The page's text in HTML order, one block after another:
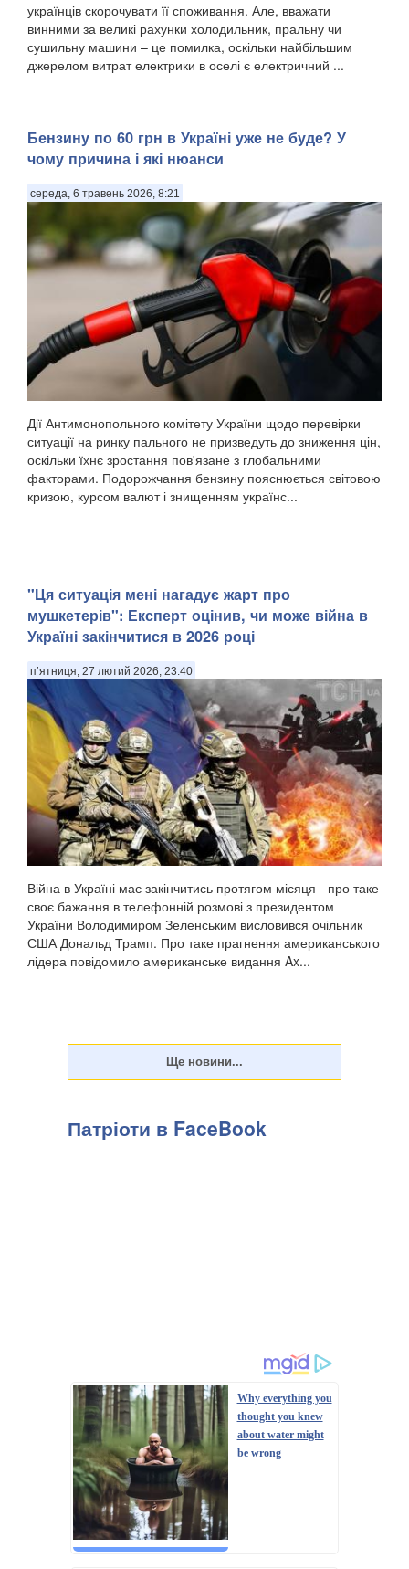
українців скорочувати її споживання. Але, вважати
винними за великі рахунки холодильник, пральну чи
сушильну машини – це помилка, оскільки найбільшим
джерелом витрат електрики в оселі є електричний ...
Бензину по 60 грн в Україні уже не буде? У
чому причина і які нюанси
середа, 6 травень 2026, 8:21
Дії Антимонопольного комітету України щодо перевірки
ситуації на ринку пального не призведуть до зниження цін,
оскільки їхнє зростання пов'язане з глобальними
факторами. Подорожчання бензину пояснюється світовою
кризою, курсом валют і знищенням українс...
"Ця ситуація мені нагадує жарт про
мушкетерів": Експерт оцінив, чи може війна в
Україні закінчитися в 2026 році
п’ятниця, 27 лютий 2026, 23:40
Війна в Україні має закінчитись протягом місяця - про таке
своє бажання в телефонній розмові з президентом
України Володимиром Зеленським висловився очільник
США Дональд Трамп. Про таке прагнення американського
лідера повідомило американське видання Ax...
Патріоти в FaceBook
Why everything you
thought you knew
about water might
be wrong